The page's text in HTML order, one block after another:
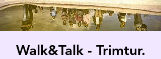
Walk&Talk - Trimtur.